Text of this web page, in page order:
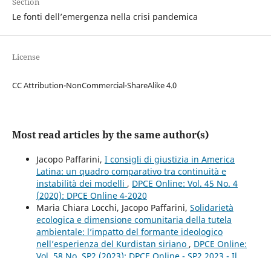
Le fonti dell’emergenza nella crisi pandemica
License
CC Attribution-NonCommercial-ShareAlike 4.0
Most read articles by the same author(s)
Jacopo Paffarini, I consigli di giustizia in America
Latina: un quadro comparativo tra continuità e
instabilità dei modelli , DPCE Online: Vol. 45 No. 4
(2020): DPCE Online 4-2020
Maria Chiara Locchi, Jacopo Paffarini, Solidarietà
ecologica e dimensione comunitaria della tutela
ambientale: l’impatto del formante ideologico
nell’esperienza del Kurdistan siriano , DPCE Online:
Vol. 58 No. SP2 (2023): DPCE Online - SP2 2023 - Il